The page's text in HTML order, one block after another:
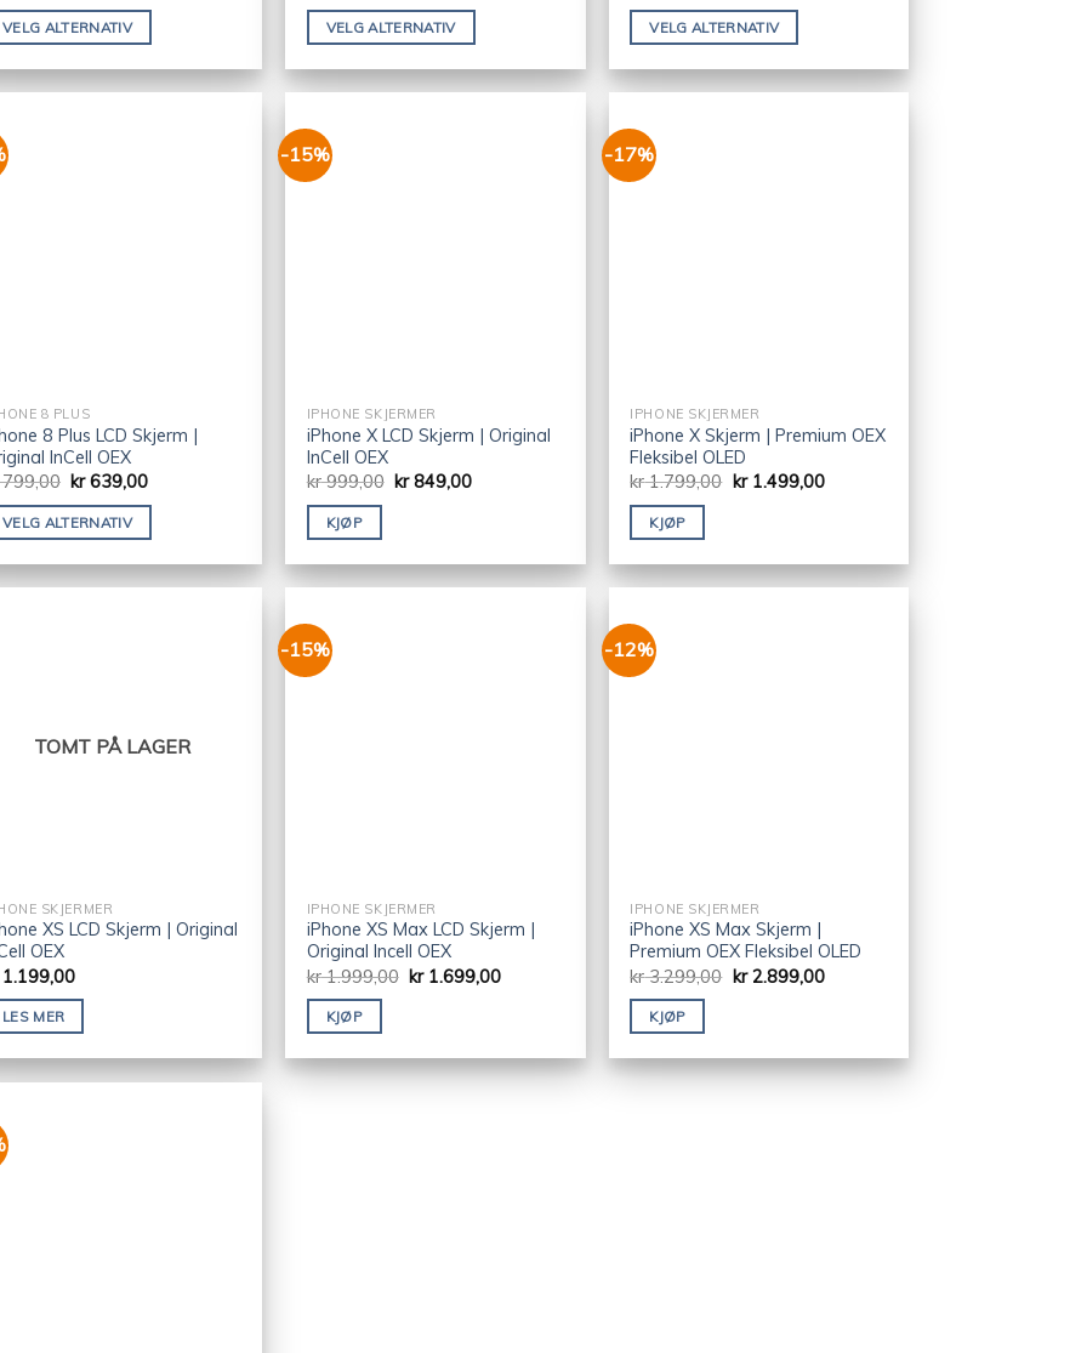
VELG ALTERNATIV VELG ALTERNATIV VELG ALTERNATIV
8 PLUS
8 Plus LCD Skjerm |
InCell OEX
kr639,00
VELG ALTERNATIV
-15%
IPHONE SKJERMER
iPhone X LCD Skjerm | Original
InCell OEX
kr999,00 kr849,00
KJØP
-17%
IPHONE SKJERMER
iPhone X Skjerm | Premium OEX
Fleksibel OLED
kr1.799,00 kr1.499,00
KJØP
TOMT PÅ LAGER
SKJERMER
XS LCD Skjerm | Original
OEX
LES MER
-15%
IPHONE SKJERMER
iPhone XS Max LCD Skjerm |
Original Incell OEX
kr1.999,00 kr1.699,00
KJØP
-12%
IPHONE SKJERMER
iPhone XS Max Skjerm |
Premium OEX Fleksibel OLED
kr3.299,00 kr2.899,00
KJØP